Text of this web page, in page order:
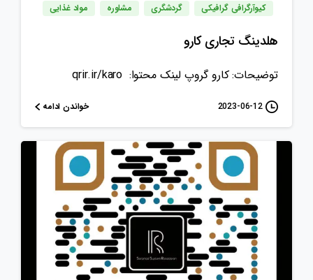
کیوآرگرافی گرافیکی گردشگری مشاوره مواد غذایی
هلدینگ تجاری کارو
توضیحات: کارو گروپ لینک محتوا: qrir.ir/karo
2023-06-12 خواندن ادامه